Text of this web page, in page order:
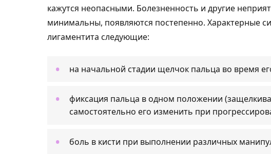
кажутся неопасными. Болезненность и другие
минимальны, появляются постепенно. Характерные
лигаментита следующие:
на начальной стадии щелчок пальца во время
фиксация пальца в одном положении
самостоятельно его изменить при
боль в кисти при выполнении различных